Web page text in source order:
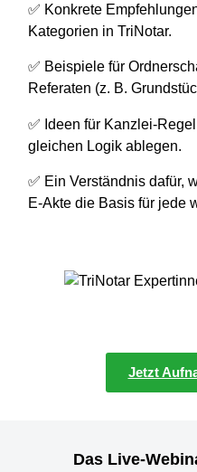
✅ Konkrete
Kategorien in TriNotar.
✅ Beispiele für
Referaten (z. B.
✅ Ideen für Kanzlei-
gleichen Logik ablegen.
✅ Ein Verständnis dafür,
E-Akte die Basis für jede
Jetzt
Das Live-